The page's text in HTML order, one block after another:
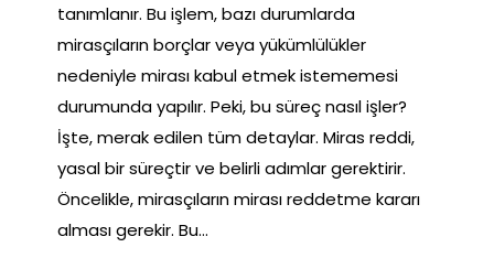
tanımlanır. Bu işlem, bazı durumlarda
mirasçıların borçlar veya yükümlülükler
nedeniyle mirası kabul etmek istememesi
durumunda yapılır. Peki, bu süreç nasıl işler?
İşte, merak edilen tüm detaylar. Miras reddi,
yasal bir süreçtir ve belirli adımlar gerektirir.
Öncelikle, mirasçıların mirası reddetme kararı
alması gerekir. Bu…